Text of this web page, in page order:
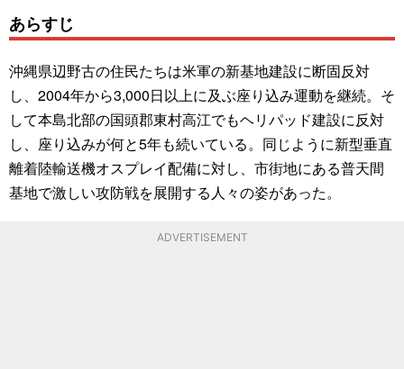
あらすじ
沖縄県辺野古の住民たちは米軍の新基地建設に断固反対
し、2004年から3,000日以上に及ぶ座り込み運動を継続。そ
して本島北部の国頭郡東村高江でもヘリパッド建設に反対
し、座り込みが何と5年も続いている。同じように新型垂直
離着陸輸送機オスプレイ配備に対し、市街地にある普天間
基地で激しい攻防戦を展開する人々の姿があった。
ADVERTISEMENT